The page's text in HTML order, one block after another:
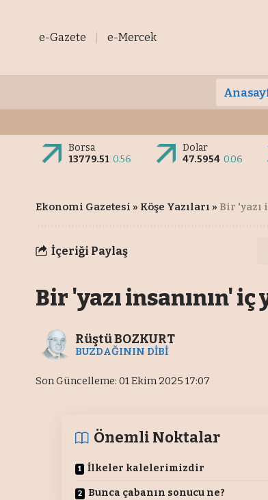
e-Gazete e-Mercek
Borsa
13779.51 0.56
Dolar
47.5954 0.06
Ekonomi Gazetesi » Köşe Yazıları » Bir 'yazı
İçeriği Paylaş
Bir 'yazı insanının'
Son Güncelleme: 01 Ekim 2025 17:07
Rüştü BOZKURT
BUZDAĞININ DİBİ
Önemli Noktalar
İlkeler kalelerimizdir
Bunca çabanın sonucu ne?